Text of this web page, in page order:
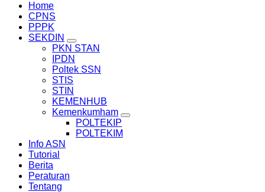
Home
CPNS
PPPK
SEKDIN
PKN STAN
IPDN
Poltek SSN
STIS
STIN
KEMENHUB
Kemenkumham
POLTEKIP
POLTEKIM
Info ASN
Tutorial
Berita
Peraturan
Tentang